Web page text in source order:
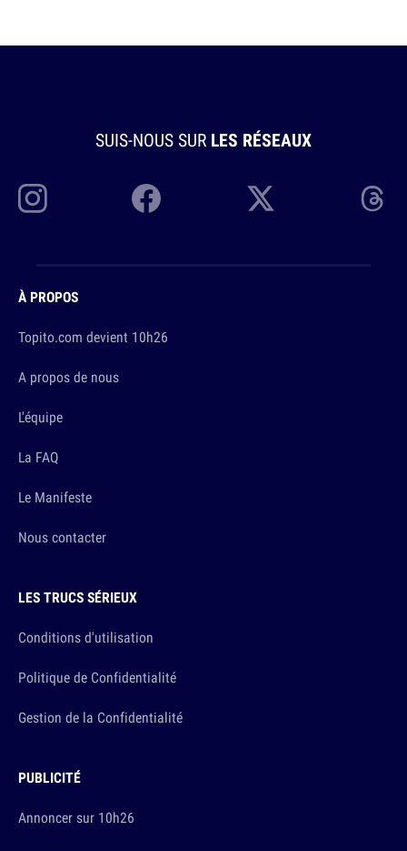
SUIS-NOUS SUR LES RÉSEAUX
À PROPOS
Topito.com devient 10h26
A propos de nous
L'équipe
La FAQ
Le Manifeste
Nous contacter
LES TRUCS SÉRIEUX
Conditions d'utilisation
Politique de Confidentialité
Gestion de la Confidentialité
PUBLICITÉ
Annoncer sur 10h26